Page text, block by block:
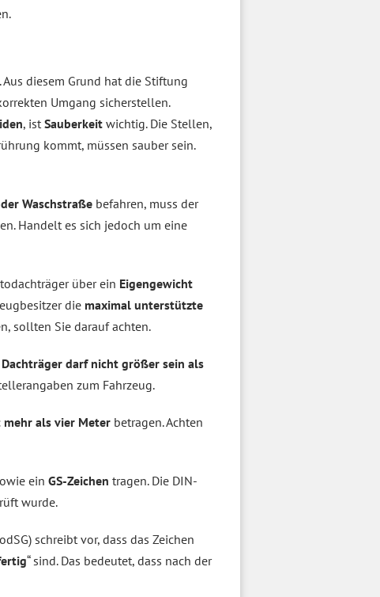
diesem Grund hat die Stiftung
Umgang sicherstellen.
, ist Sauberkeit wichtig. Die Stellen,
kommt, müssen sauber sein.
Waschstraße befahren, muss der
Handelt es sich jedoch um eine
über ein Eigengewicht
die maximal unterstützte
sollten Sie darauf achten.
darf nicht größer sein als
zum Fahrzeug.
mehr als vier Meter betragen. Achten
ein GS-Zeichen tragen. Die DIN-
wurde.
schreibt vor, dass das Zeichen
“ sind. Das bedeutet, dass nach der